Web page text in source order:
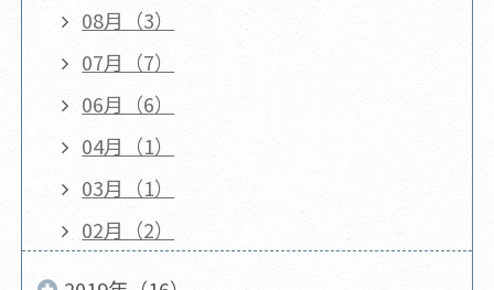
08月（3）
07月（7）
06月（6）
04月（1）
03月（1）
02月（2）